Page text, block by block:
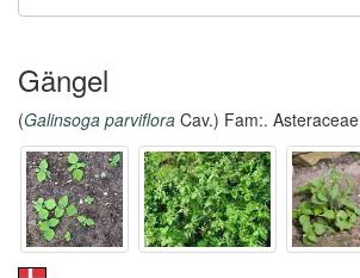
Gängel
(Galinsoga parviflora Cav.) Fam:. Asteraceae